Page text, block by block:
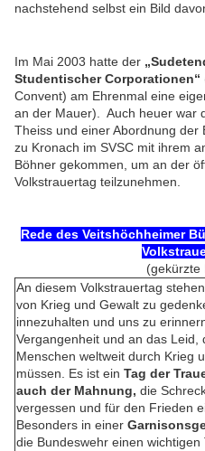
nachstehend selbst ein Bild
Im Mai 2003 hatte der
Studentischer Corporationen“
Convent) am Ehrenmal eine
an der Mauer). Auch heuer war
Theiss und einer Abordnung
zu Kronach im SVSC mit ihrem
Böhner gekommen, um an der
Volkstrauertag teilzunehmen.
Rede des Veitshöchheimer
(gekürzte
An diesem Volkstrauertag
von Krieg und Gewalt zu
innezuhalten und uns zu
Vergangenheit und an das Leid,
Menschen weltweit durch Krieg
müssen. Es ist ein Tag der
auch der Mahnung, die
vergessen und für den Frieden
Besonders in einer
die Bundeswehr einen